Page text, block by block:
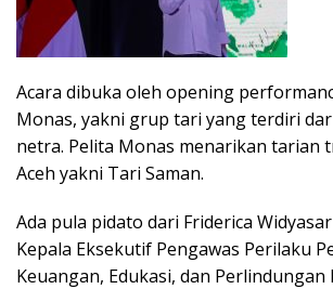
Acara dibuka oleh opening
Monas, yakni grup tari yang terdiri
netra. Pelita Monas menarikan tarian
Aceh yakni Tari Saman.
Ada pula pidato dari Friderica
Kepala Eksekutif Pengawas Perilaku
Keuangan, Edukasi, dan Perlindungan